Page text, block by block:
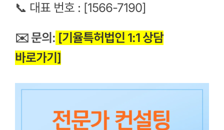
📞 대표 번호 : [1566-7190]
✉️ 문의: [기율특허법인 1:1 상담
바로가기]